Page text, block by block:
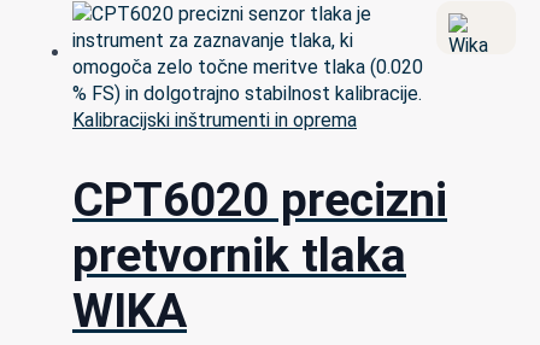
Kalibracijski inštrumenti in oprema
CPT6020 precizni
pretvornik tlaka
WIKA